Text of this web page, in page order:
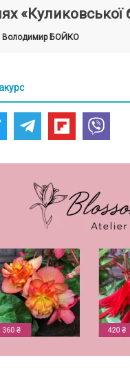
«Куликовської
ВолодимирБОЙКО